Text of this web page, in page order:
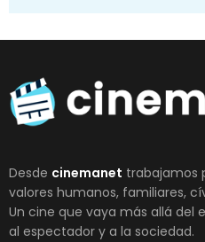
Desde cinemanet trabajamos
valores humanos, familiares,
Un cine que vaya más allá
al espectador y a la sociedad.